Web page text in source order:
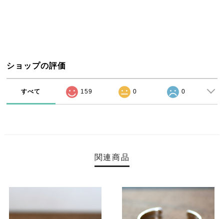
ショップの評価
すべて 159 0 0
関連商品